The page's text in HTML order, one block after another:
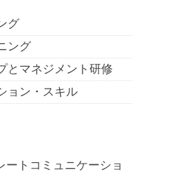
グ
ング
とマネジメント研修
ョン・スキル
ートコミュニケーショ